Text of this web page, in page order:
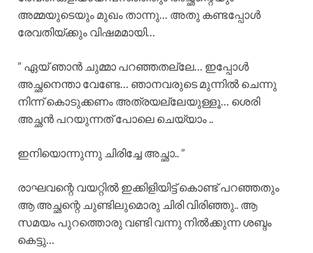
അമ്മയുടെയും മുഖം താന്നു… അതു കണ്ടപ്പോൾ
രേവതിയ്ക്കും വിഷമമായി…
” ഏയ്‌ ഞാൻ ചുമ്മാ പറഞ്ഞതല്ലേ… ഇപ്പോൾ
അച്ഛനെന്താ വേണ്ടേ… ഞാനവരുടെ മുന്നിൽ ചെന്നു
നിന്ന് കൊടുക്കണം അത്രയല്ലേയുള്ളൂ… ശെരി
അച്ഛൻ പറയുന്നത് പോലെ ചെയ്യാം ..
ഇനിയൊന്നുന്നു ചിരിച്ചേ അച്ഛാ.. ”
രാഘവന്റെ വയറ്റിൽ ഇക്കിളിയിട്ട് കൊണ്ട് പറഞ്ഞതും
ആ അച്ഛന്റെ ചുണ്ടിലുമൊരു ചിരി വിരിഞ്ഞു.. ആ
സമയം പുറത്തൊരു വണ്ടി വന്നു നിൽക്കുന്ന ശബ്ദം
കെട്ടു…